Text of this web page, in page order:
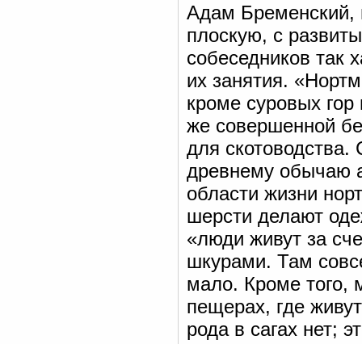
Адам Бременский,
плоскую, с
собеседников так
их занятия.
кроме суровых
же совершенной
для
древнему обычаю
области жизни
шерсти делают
«люди живут за
шкурами. Там
мало. Кроме того,
пещерах, где
рода в сагах нет;